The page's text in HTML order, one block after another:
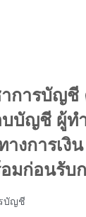
การบัญชี
บัญชี ผู้ท
างการเงิ
มก่อนรับ
บัญชี